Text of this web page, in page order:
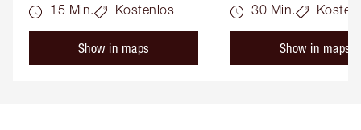
15 Min.
Kostenlos
Show in maps
30 Min.
Show in maps